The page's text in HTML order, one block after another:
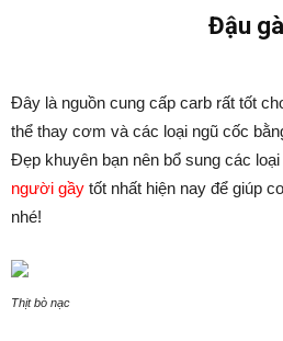
Đậu gà
Đây là nguồn cung cấp carb rất tốt
thể thay cơm và các loại ngũ cốc
Đẹp khuyên bạn nên bổ sung các loại
người gầy tốt nhất hiện nay để giúp
nhé!
Thịt bò nạc